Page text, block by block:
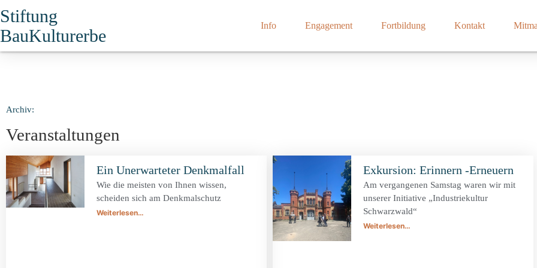
Stiftung
BauKulturerbe
Info Engagement Fortbildung Kontakt
Archiv:
Veranstaltungen
Ein Unerwarteter Denkmalfall
Wie die meisten von Ihnen wissen,
scheiden sich am Denkmalschutz
Weiterlesen…
Exkursion: Erinnern -Erneuern
Am vergangenen Samstag waren wir mit
unserer Initiative „Industriekultur
Schwarzwald“
Weiterlesen…